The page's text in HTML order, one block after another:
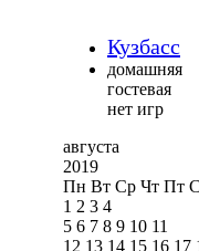
Кузбасс
домашняя
гостевая
нет игр
августа
2019
Пн Вт Ср Чт Пт
1 2 3 4
5 6 7 8 9 10 11
12 13 14 15 16 17